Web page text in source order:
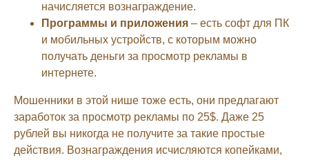
начисляется вознаграждение.
Программы и приложения – есть софт для ПК
и мобильных устройств, с которым можно
получать деньги за просмотр рекламы в
интернете.
Мошенники в этой нише тоже есть, они предлагают
заработок за просмотр рекламы по 25$. Даже 25
рублей вы никогда не получите за такие простые
действия. Вознаграждения исчисляются копейками,